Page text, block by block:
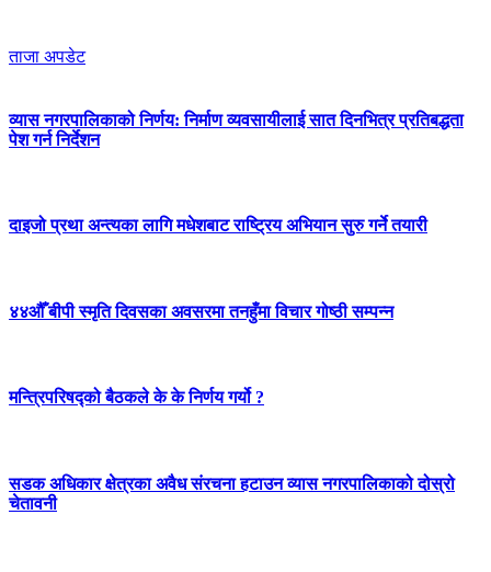
ताजा अपडेट
व्यास नगरपालिकाको निर्णय: निर्माण व्यवसायीलाई सात दिनभित्र प्रतिबद्धता
पेश गर्न निर्देशन
दाइजो प्रथा अन्त्यका लागि मधेशबाट राष्ट्रिय अभियान सुरु गर्ने तयारी
४४औँ बीपी स्मृति दिवसका अवसरमा तनहुँमा विचार गोष्ठी सम्पन्न
मन्त्रिपरिषद्को बैठकले के के निर्णय गर्यो ?
सडक अधिकार क्षेत्रका अवैध संरचना हटाउन व्यास नगरपालिकाको दोस्रो
चेतावनी